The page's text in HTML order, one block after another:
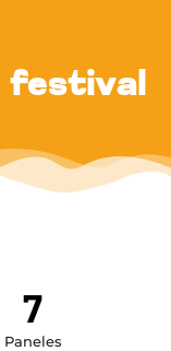
festival
Paneles
7